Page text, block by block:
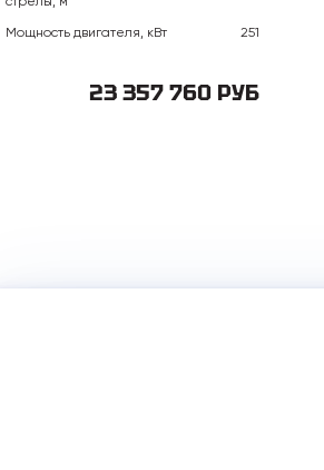
Мощность двигателя, кВт 251
23 357 760 РУБ